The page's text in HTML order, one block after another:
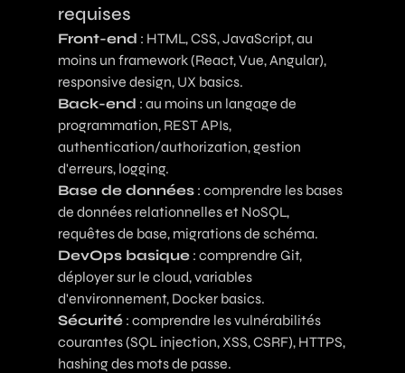
requises
Front-end : HTML, CSS, JavaScript, au
moins un framework (React, Vue, Angular),
responsive design, UX basics.
Back-end : au moins un langage de
programmation, REST APIs,
authentication/authorization, gestion
d'erreurs, logging.
Base de données : comprendre les bases
de données relationnelles et NoSQL,
requêtes de base, migrations de schéma.
DevOps basique : comprendre Git,
déployer sur le cloud, variables
d'environnement, Docker basics.
Sécurité : comprendre les vulnérabilités
courantes (SQL injection, XSS, CSRF), HTTPS,
hashing des mots de passe.